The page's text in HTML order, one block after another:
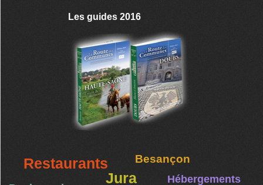
Les guides 2016
Restaurants Besançon
Jura Hébergements